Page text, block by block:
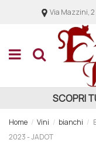
Via Mazzini,
SCOPRI
Home Vini bianchi
2023 - JADOT